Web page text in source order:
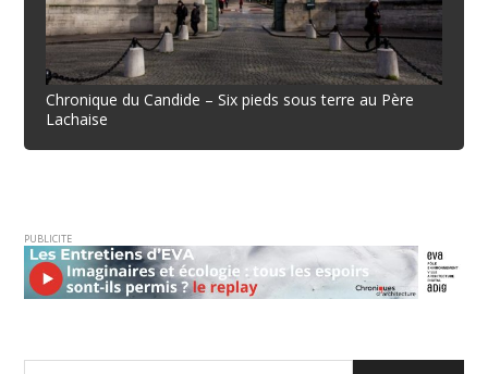
Chronique du Candide – Six pieds sous terre au Père
Lachaise
PUBLICITE